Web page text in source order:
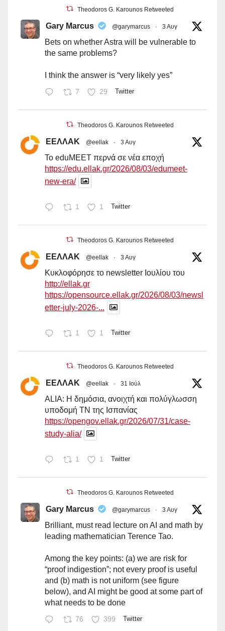
Theodoros G. Karounos Retweeted
Gary Marcus @garymarcus · 3 Αυγ
Bets on whether Astra will be vulnerable to
the same problems?
I think the answer is “very likely yes”
7 29 Twitter
Theodoros G. Karounos Retweeted
ΕΕΛΛΑΚ @eellak · 3 Αυγ
Το eduMEET περνά σε νέα εποχή
https://edu.ellak.gr/2026/08/03/edumeet-
new-era/
1 1 Twitter
Theodoros G. Karounos Retweeted
ΕΕΛΛΑΚ @eellak · 3 Αυγ
Κυκλοφόρησε το newsletter Ιουλίου του
http://ellak.gr
https://opensource.ellak.gr/2026/08/03/newsl
etter-july-2026-...
1 1 Twitter
Theodoros G. Karounos Retweeted
ΕΕΛΛΑΚ @eellak · 31 Ιούλ
ALIA: Η δημόσια, ανοιχτή και πολύγλωσση
υποδομή ΤΝ της Ισπανίας
https://opengov.ellak.gr/2026/07/31/case-
study-alia/
1 1 Twitter
Theodoros G. Karounos Retweeted
Gary Marcus @garymarcus · 3 Αυγ
Brilliant, must read lecture on AI and math by
leading mathematician Terence Tao.
Among the key points: (a) we are risk for
“proof indigestion”; not every proof is useful
and (b) math is not uniform (see figure
below), and AI might be good at some part of
what needs to be done
76 399 Twitter